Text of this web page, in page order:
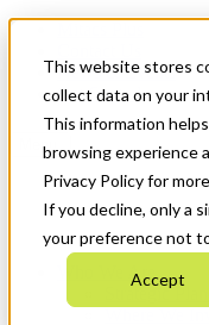
This website stores
collect data on your
This information
browsing experience
Privacy Policy for
If you decline, only a
your preference not
Accept
News & Events
Get Started
Menu
Who We Are
Strategic